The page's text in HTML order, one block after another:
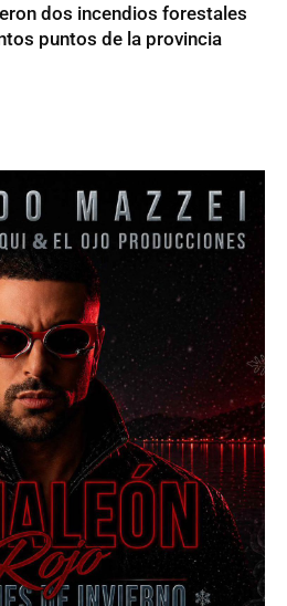
dos incendios forestales
puntos de la provincia